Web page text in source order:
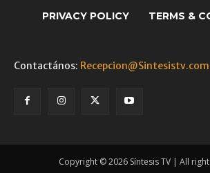
PRIVACY POLICY TERMS &
Contactános:
Copyright © 2026 Síntesis TV | All